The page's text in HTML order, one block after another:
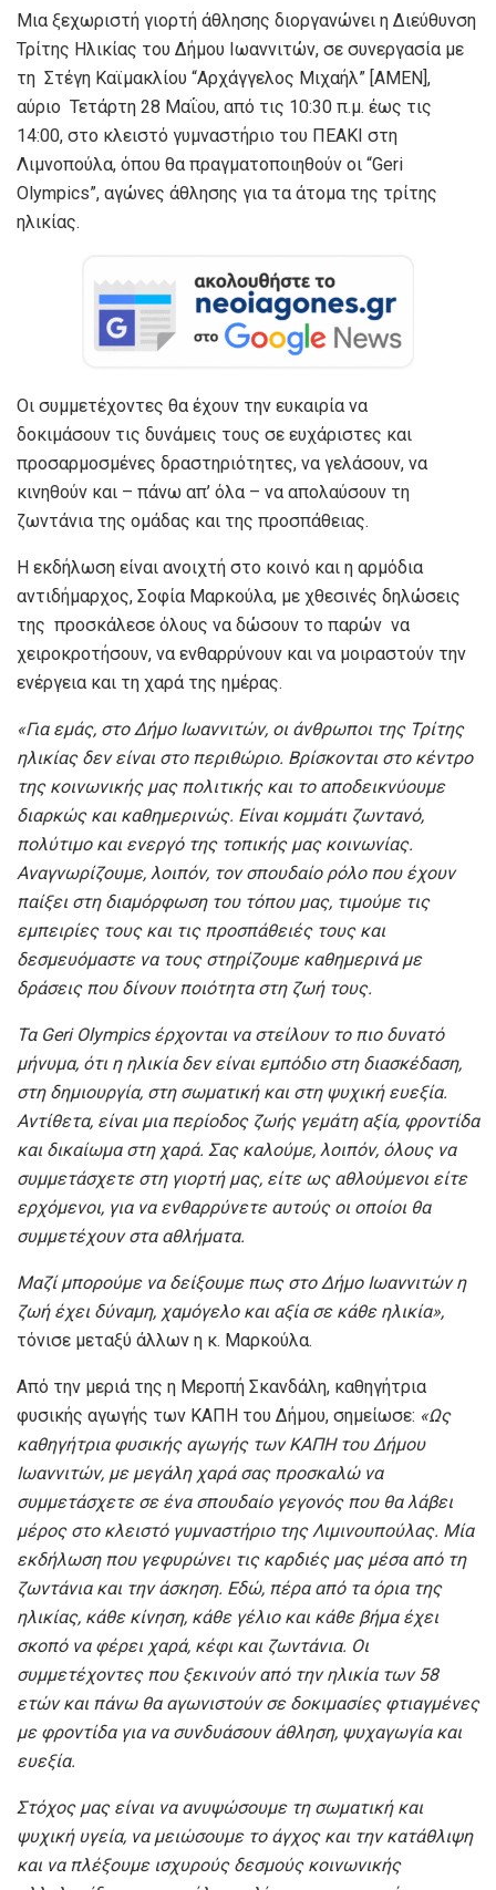
Μια ξεχωριστή γιορτή άθλησης διοργανώνει η Διεύθυνση
Τρίτης Ηλικίας του Δήμου Ιωαννιτών, σε συνεργασία με
τη Στέγη Καϊμακλίου “Αρχάγγελος Μιχαήλ” [ΑΜΕΝ],
αύριο Τετάρτη 28 Μαΐου, από τις 10:30 π.μ. έως τις
14:00, στο κλειστό γυμναστήριο του ΠΕΑΚΙ στη
Λιμνοπούλα, όπου θα πραγματοποιηθούν οι “Geri
Olympics”, αγώνες άθλησης για τα άτομα της τρίτης
ηλικίας.
Οι συμμετέχοντες θα έχουν την ευκαιρία να
δοκιμάσουν τις δυνάμεις τους σε ευχάριστες και
προσαρμοσμένες δραστηριότητες, να γελάσουν, να
κινηθούν και – πάνω απ’ όλα – να απολαύσουν τη
ζωντάνια της ομάδας και της προσπάθειας.
Η εκδήλωση είναι ανοιχτή στο κοινό και η αρμόδια
αντιδήμαρχος, Σοφία Μαρκούλα, με χθεσινές δηλώσεις
της προσκάλεσε όλους να δώσουν το παρών να
χειροκροτήσουν, να ενθαρρύνουν και να μοιραστούν την
ενέργεια και τη χαρά της ημέρας.
«Για εμάς, στο Δήμο Ιωαννιτών, οι άνθρωποι της Τρίτης
ηλικίας δεν είναι στο περιθώριο. Βρίσκονται στο κέντρο
της κοινωνικής μας πολιτικής και το αποδεικνύουμε
διαρκώς και καθημερινώς. Είναι κομμάτι ζωντανό,
πολύτιμο και ενεργό της τοπικής μας κοινωνίας.
Αναγνωρίζουμε, λοιπόν, τον σπουδαίο ρόλο που έχουν
παίξει στη διαμόρφωση του τόπου μας, τιμούμε τις
εμπειρίες τους και τις προσπάθειές τους και
δεσμευόμαστε να τους στηρίζουμε καθημερινά με
δράσεις που δίνουν ποιότητα στη ζωή τους.
Τα GeriOlympics έρχονται να στείλουν το πιο δυνατό
μήνυμα, ότι η ηλικία δεν είναι εμπόδιο στη διασκέδαση,
στη δημιουργία, στη σωματική και στη ψυχική ευεξία.
Αντίθετα, είναι μια περίοδος ζωής γεμάτη αξία, φροντίδα
και δικαίωμα στη χαρά. Σας καλούμε, λοιπόν, όλους να
συμμετάσχετε στη γιορτή μας, είτε ως αθλούμενοι είτε
ερχόμενοι, για να ενθαρρύνετε αυτούς οι οποίοι θα
συμμετέχουν στα αθλήματα.
Μαζί μπορούμε να δείξουμε πως στο Δήμο Ιωαννιτών η
ζωή έχει δύναμη, χαμόγελο και αξία σε κάθε ηλικία»,
τόνισε μεταξύ άλλων η κ. Μαρκούλα.
Από την μεριά της η Μεροπή Σκανδάλη, καθηγήτρια
φυσικής αγωγής των ΚΑΠΗ του Δήμου, σημείωσε: «Ως
καθηγήτρια φυσικής αγωγής των ΚΑΠΗ του Δήμου
Ιωαννιτών, με μεγάλη χαρά σας προσκαλώ να
συμμετάσχετε σε ένα σπουδαίο γεγονός που θα λάβει
μέρος στο κλειστό γυμναστήριο της Λιμινουπούλας. Μία
εκδήλωση που γεφυρώνει τις καρδιές μας μέσα από τη
ζωντάνια και την άσκηση. Εδώ, πέρα από τα όρια της
ηλικίας, κάθε κίνηση, κάθε γέλιο και κάθε βήμα έχει
σκοπό να φέρει χαρά, κέφι και ζωντάνια. Οι
συμμετέχοντες που ξεκινούν από την ηλικία των 58
ετών και πάνω θα αγωνιστούν σε δοκιμασίες φτιαγμένες
με φροντίδα για να συνδυάσουν άθληση, ψυχαγωγία και
ευεξία.
Στόχος μας είναι να ανυψώσουμε τη σωματική και
ψυχική υγεία, να μειώσουμε το άγχος και την κατάθλιψη
και να πλέξουμε ισχυρούς δεσμούς κοινωνικής